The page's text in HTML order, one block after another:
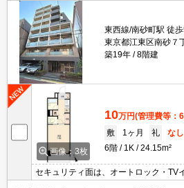
東西線/南砂町駅 徒
東京都江東区南砂７
築19年
8階建
画像：3枚
10万円(管理費等：
敷
1ヶ月 礼
なし
6階
1K 24.15m²
セキュリティ面は、オートロック・TV
るので安心して生活できます。収納は